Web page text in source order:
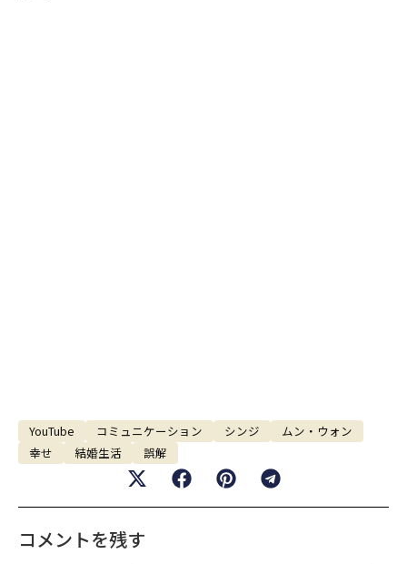
YouTube コミュニケーション シンジ
ムン・ウォン
幸せ
結婚生活 誤解
コメントを残す